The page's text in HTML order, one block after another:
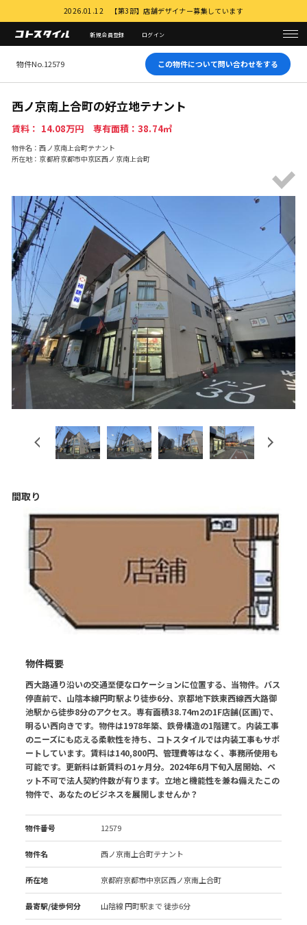
2026.01.12 【第3部】店舗デザイナー募集しています
新規会員登録 ログイン
物件No.12579 この物件について問い合わせをする
西ノ京南上合町の好立地テナント
賃料： 14.08万円 専有面積：38.74㎡
物件名：西ノ京南上合町テナント
所在地：京都府京都市中京区西ノ京南上合町
Previous
間取り
物件概要
西大路通り沿いの交通至便なロケーションに位置する、当物件。バス
停直前で、山陰本線円町駅より徒歩6分、京都地下鉄東西線西大路御
池駅から徒歩8分のアクセス。専有面積38.74m2の1F店舗(区画)で、
明るい西向きです。物件は1978年築、鉄骨構造の1階建て。内装工事
のニーズにも応える柔軟性を持ち、コトスタイルでは内装工事もサポ
ートしています。賃料は140,800円、管理費等はなく、事務所使用も
可能です。更新料は新賃料の1ヶ月分。2024年6月下旬入居開始、ペ
ット不可で法人契約件数が有ります。立地と機能性を兼ね備えたこの
物件で、あなたのビジネスを展開しませんか？
物件番号 12579
物件名 西ノ京南上合町テナント
所在地 京都府京都市中京区西ノ京南上合町
最寄駅/徒歩何分 山陰線 円町駅まで 徒歩6分